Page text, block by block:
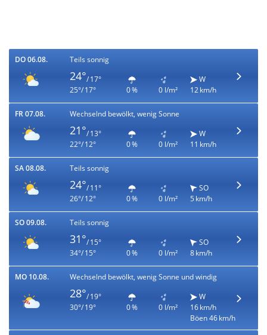
DO 06.08. Teils sonnig
24°/ 17°
25°/ 17°
0 % 0 l/m²
W
12 km/h
FR 07.08. Wechselnd bewölkt, wenig Sonne
21°/ 13°
22°/ 12°
0 % 0 l/m²
W
11 km/h
SA 08.08. Teils sonnig
24°/ 11°
26°/ 12°
0 % 0 l/m²
SO
5 km/h
SO 09.08. Teils sonnig
31°/ 15°
34°/ 15°
0 % 0 l/m²
SO
8 km/h
MO 10.08. Wechselnd bewölkt, wenig Sonne und windig
28°/ 19°
30°/ 19°
0 % 0 l/m²
W
16 km/h
Böen 46 km/h